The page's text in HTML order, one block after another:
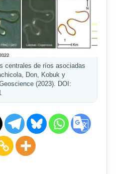
centrales de ríos asociadas
Don, Kobuk y
(2023). DOI: